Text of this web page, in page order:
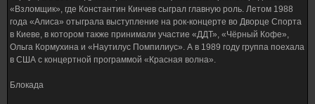
«Взломщик», где Константин Кинчев сыграл главную роль. Летом 1988
года «Алиса» отыграла выступление на рок-концерте во Дворце Спорта
в Киеве, в котором также принимали участие «ДДТ», «Чёрный Кофе»,
Ольга Кормухина и «Наутилус Помпилиус». А в 1989 году группа поехала
в США с концертной программой «Красная волна».
Блокада